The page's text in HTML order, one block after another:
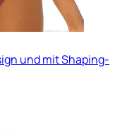
und mit Shaping-